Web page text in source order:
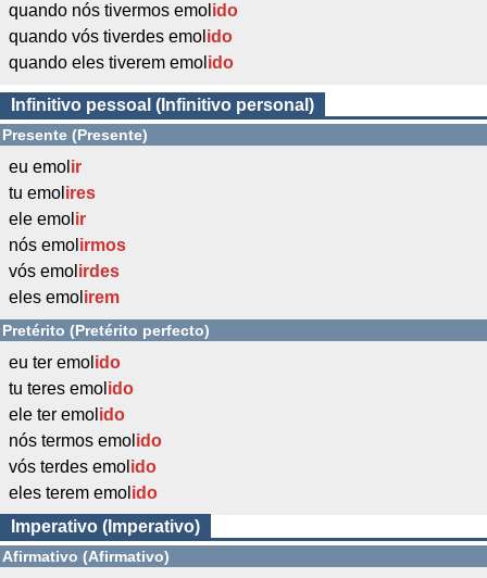
quando nós tivermos emol ido
quando vós tiverdes emol ido
quando eles tiverem emol ido
Infinitivo pessoal (Infinitivo personal)
Presente (Presente)
eu emol ir
tu emol ires
ele emol ir
nós emol irmos
vós emol irdes
eles emol irem
Pretérito (Pretérito perfecto)
eu ter emol ido
tu teres emol ido
ele ter emol ido
nós termos emol ido
vós terdes emol ido
eles terem emol ido
Imperativo (Imperativo)
Afirmativo (Afirmativo)